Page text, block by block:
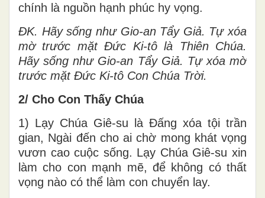
chính là nguồn hạnh phúc hy vọng.
ĐK. Hãy sống như Gio-an Tẩy Giả. Tự xóa
mờ trước mặt Đức Ki-tô là Thiên Chúa.
Hãy sống như Gio-an Tẩy Giả. Tự xóa mờ
trước mặt Đức Ki-tô Con Chúa Trời.
2/ Cho Con Thấy Chúa
1) Lạy Chúa Giê-su là Đấng xóa tội trần
gian, Ngài đến cho ai chờ mong khát vọng
vươn cao cuộc sống. Lạy Chúa Giê-su xin
làm cho con mạnh mẽ, để không có thất
vọng nào có thể làm con chuyển lay.